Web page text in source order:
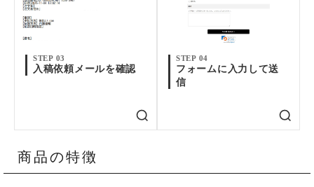
STEP 03
入稿依頼メールを確認
STEP 04
フォームに入力して送
信
商品の特徴